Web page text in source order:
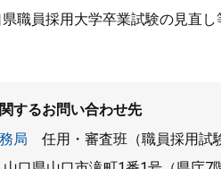
職員採用大学卒業試験の見直し
するお問い合わせ先
局
任用・審査班（職員採用試